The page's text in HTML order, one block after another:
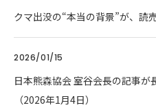
クマ出没の“本当の背景”が、読
2026/01/15
日本熊森協会 室谷会長の記事が
（2026年1月4日）